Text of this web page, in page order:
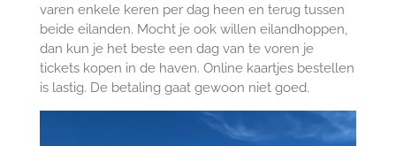
varen enkele keren per dag heen en terug tussen
beide eilanden. Mocht je ook willen eilandhoppen,
dan kun je het beste een dag van te voren je
tickets kopen in de haven. Online kaartjes bestellen
is lastig. De betaling gaat gewoon niet goed.